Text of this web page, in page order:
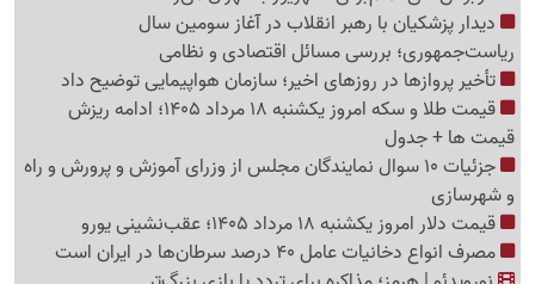
دیدار پزشکیان با رهبر انقلاب در آغاز سومین سال
ریاست‌جمهوری؛ بررسی مسائل اقتصادی و نظامی
تأخیر پروازها در روزهای اخیر؛ سازمان هواپیمایی توضیح داد
قیمت طلا و سکه امروز یکشنبه 18 مرداد 1405؛ ادامه ریزش
قیمت ها + جدول
جزئیات 10 سوال نمایندگان مجلس از وزرای آموزش و پرورش و راه
و شهرسازی
قیمت دلار امروز یکشنبه 18 مرداد 1405؛ عقب‌نشینی یورو
مصرف انواع دخانیات عامل 40 درصد سرطان‌ها در ایران است